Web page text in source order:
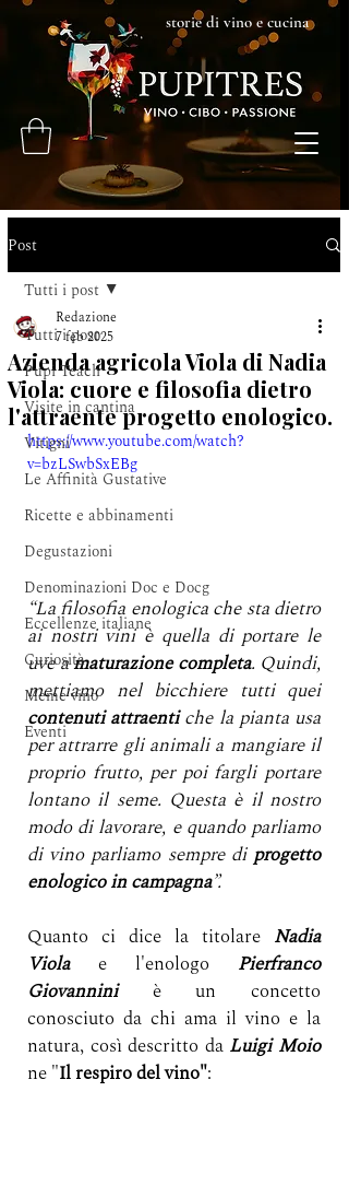
storie di vino e cucina
Post
Tutti i post
Pupi Teach
Visite in cantina
Vitigni
Le Affinità Gustative
Ricette e abbinamenti
Degustazioni
Denominazioni Doc e Docg
Eccellenze italiane
Curiosità
Meme vino
Eventi
Tutti i post
Azienda agricola Viola di Nadia
Viola: cuore e filosofia dietro
l'attraente progetto enologico.
Redazione
7 feb 2025
https://www.youtube.com/watch?
v=bzLSwbSxEBg
“La filosofia enologica che sta dietro
ai nostri vini è quella di portare le
uve a maturazione completa. Quindi,
mettiamo nel bicchiere tutti quei
contenuti attraenti che la pianta usa
per attrarre gli animali a mangiare il
proprio frutto, per poi fargli portare
lontano il seme. Questa è il nostro
modo di lavorare, e quando parliamo
di vino parliamo sempre di progetto
enologico in campagna”.
Quanto ci dice la titolare Nadia
Viola e l'enologo Pierfranco
Giovannini è un concetto
conosciuto da chi ama il vino e la
natura, così descritto da Luigi Moio
ne "Il respiro del vino":